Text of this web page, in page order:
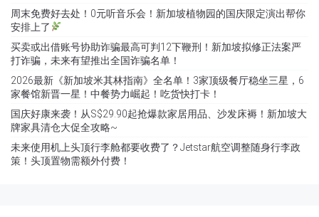
周末免费好去处！0元听音乐会！新加坡植物园的国庆限定演出帮你
安排上了
买卖或出借账号协助诈骗最高可判12下鞭刑！新加坡拟修正法案严
打诈骗，未来有望推出全国诈骗名单！
2026最新《新加坡米其林指南》全名单！3家顶级餐厅稳坐三星，6
家餐馆新晋一星！中餐势力崛起！吃货快打卡！
国庆好康来袭！从S$29.90起抢爆款家居用品、沙发床褥！新加坡大
牌家具清仓大促全攻略~
未来使用机上头顶行李舱都要收费了？Jetstar航空调整随身行李政
策！头顶置物需额外付费！